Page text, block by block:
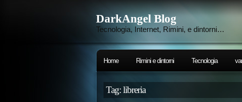
DarkAngel Blog
Tecnologia, Internet, Rimini, e dintorni…
Home Rimini e dintorni Tecnologia
Tag: libreria